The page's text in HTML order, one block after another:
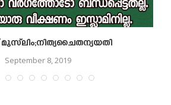
September 8, 2019